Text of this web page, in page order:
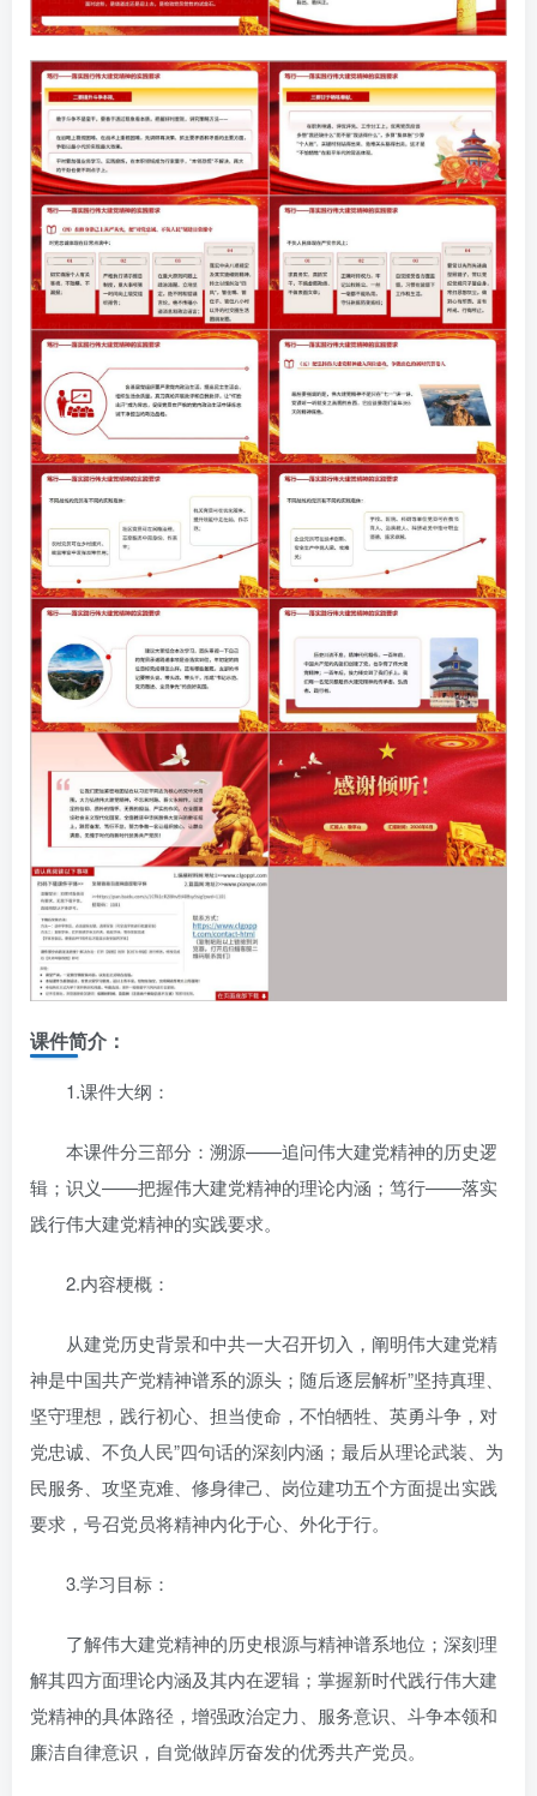
课件简介：
1.课件大纲：
本课件分三部分：溯源——追问伟大建党精神的历史逻
辑；识义——把握伟大建党精神的理论内涵；笃行——落实
践行伟大建党精神的实践要求。
2.内容梗概：
从建党历史背景和中共一大召开切入，阐明伟大建党精
神是中国共产党精神谱系的源头；随后逐层解析”坚持真理、
坚守理想，践行初心、担当使命，不怕牺牲、英勇斗争，对
党忠诚、不负人民”四句话的深刻内涵；最后从理论武装、为
民服务、攻坚克难、修身律己、岗位建功五个方面提出实践
要求，号召党员将精神内化于心、外化于行。
3.学习目标：
了解伟大建党精神的历史根源与精神谱系地位；深刻理
解其四方面理论内涵及其内在逻辑；掌握新时代践行伟大建
党精神的具体路径，增强政治定力、服务意识、斗争本领和
廉洁自律意识，自觉做踔厉奋发的优秀共产党员。